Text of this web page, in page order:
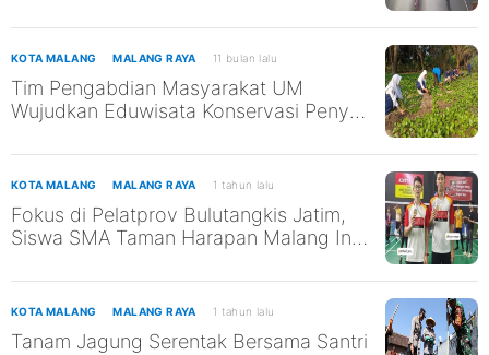
KOTA MALANG MALANG RAYA 11 bulan lalu
Tim Pengabdian Masyarakat UM
Wujudkan Eduwisata Konservasi Penyu
SDGs ke-13 dan ke-14
KOTA MALANG MALANG RAYA 1 tahun lalu
Fokus di Pelatprov Bulutangkis Jatim,
Siswa SMA Taman Harapan Malang Ini
KOTA MALANG MALANG RAYA 1 tahun lalu
Tanam Jagung Serentak Bersama Santri